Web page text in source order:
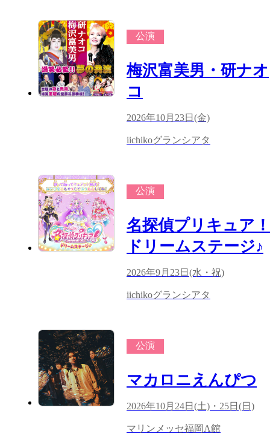
公演
梅沢富美男・研ナオ
コ
2026年10月23日(金)
iichikoグランシアタ
公演
名探偵プリキュア！
ドリームステージ♪
2026年9月23日(水・祝)
iichikoグランシアタ
公演
マカロニえんぴつ
2026年10月24日(土)・25日(日)
マリンメッセ福岡A館